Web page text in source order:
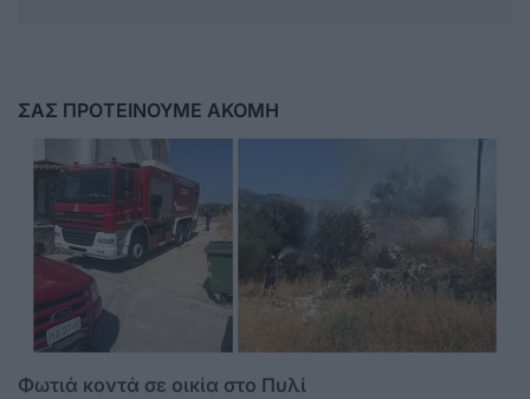
ΣΑΣ ΠΡΟΤΕΙΝΟΥΜΕ ΑΚΟΜΗ
Φωτιά κοντά σε οικία στο Πυλί